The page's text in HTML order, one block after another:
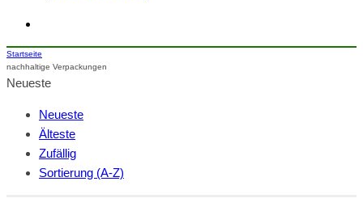
Startseite
nachhaltige Verpackungen
Neueste
Neueste
Älteste
Zufällig
Sortierung (A-Z)